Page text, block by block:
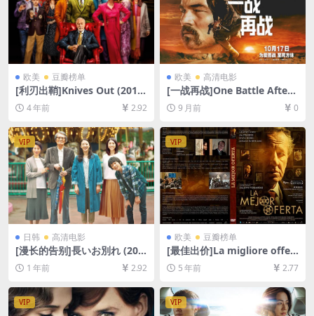
欧美 豆瓣榜单
[利刃出鞘]Knives Out (2019)
[百度网盘+迅雷云盘资源1080
P超清未删减][MP4/7GB][中
4 年前 2.92
欧美 高清电影
[一战再战]One Battle After
Another (2025)[百度网盘+夸
克网盘4K超清未删减资源][网
B][中英字幕]
9 月前 0
VIP
日韩 高清电影
[漫长的告别]長いお別れ (201
9)[百度网盘+夸克网盘1080P
超清未删减资源][网盘在线播
放/下载][MP4/8.7GB][中文字
幕]
1 年前 2.92
VIP
欧美 豆瓣榜单
[最佳出价]La migliore offert
a (2013)[百度网盘+夸克网盘
+迅雷云盘资源1080P超清未
删减][MP4/8.6GB][中英字幕]
5 年前 2.77
VIP VIP